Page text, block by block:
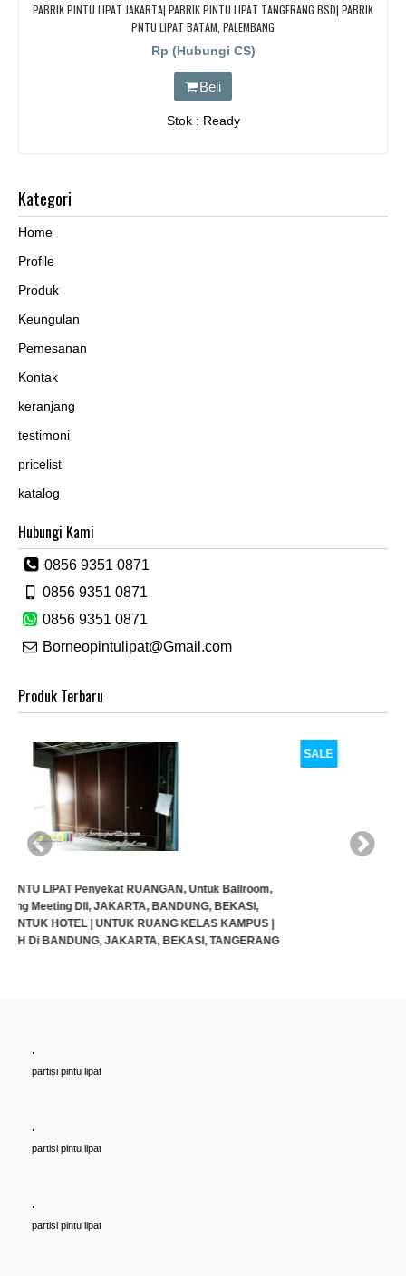
PABRIK PINTU LIPAT JAKARTA| PABRIK PINTU LIPAT TANGERANG BSD| PABRIK
PNTU LIPAT BATAM, PALEMBANG
Rp (Hubungi CS)
Beli
Stok : Ready
Kategori
Home
Profile
Produk
Keungulan
Pemesanan
Kontak
keranjang
testimoni
pricelist
katalog
Hubungi Kami
0856 9351 0871
0856 9351 0871
0856 9351 0871
Borneopintulipat@Gmail.com
Produk Terbaru
SALE
HOTEL, Ruang Meeting Dll, JAKARTA, BANDUNG, BEKASI,
.
partisi pintu lipat
.
partisi pintu lipat
.
partisi pintu lipat